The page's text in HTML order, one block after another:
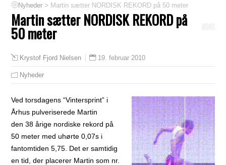
Nyheder > Martin sætter NORDISK REKORD på 50 meter
Martin sætter NORDISK REKORD på
50 meter
Krystof Fjord Nielsen 19. februar 2010
Nyheder
Ved torsdagens “Vintersprint” i
Århus pulveriserede Martin
den 38 årige nordiske rekord på
50 meter med uhørte 0,07s i
fantomtiden 5,75. Det er samtidig
en tid, der placerer Martin som nr.